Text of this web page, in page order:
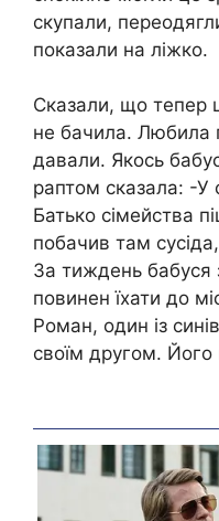
скупали,
показали на ліжко.
Сказали, що тепер
не бачила. Любила
давали. Якось
раптом сказала: -У
Батько сімейства
побачив там
За тиждень бабуся
повинен їхати до
Роман, один із
своїм другом. Його